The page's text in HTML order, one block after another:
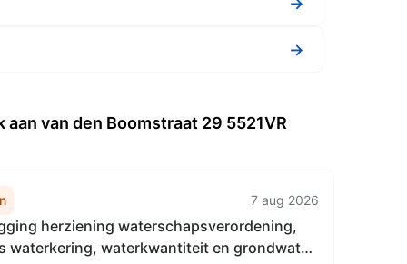
→
van den Boomstraat 29 5521VR
7 aug 2026
herziening waterschapsverordening,
waterkering, waterkwantiteit en grondwater